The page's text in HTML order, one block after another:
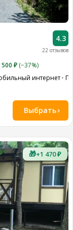
22 отзывов
4.3
500 ₽ (−37%)
интернет
Выбрать
🎁+1 470 ₽